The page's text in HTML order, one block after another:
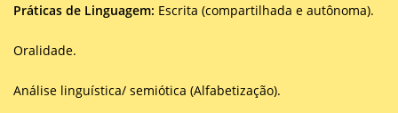
Práticas de Linguagem: Escrita (compartilhada e autônoma).
Oralidade.
Análise linguística/ semiótica (Alfabetização).